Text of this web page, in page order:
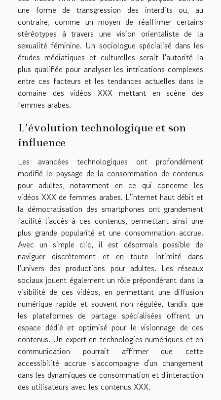
une forme de transgression des interdits ou, au
contraire, comme un moyen de réaffirmer certains
stéréotypes à travers une vision orientaliste de la
sexualité féminine. Un sociologue spécialisé dans les
études médiatiques et culturelles serait l'autorité la
plus qualifiée pour analyser les intrications complexes
entre ces facteurs et les tendances actuelles dans le
domaine des vidéos XXX mettant en scène des
femmes arabes.
L'évolution technologique et son
influence
Les avancées technologiques ont profondément
modifié le paysage de la consommation de contenus
pour adultes, notamment en ce qui concerne les
vidéos XXX de femmes arabes. L'internet haut débit et
la démocratisation des smartphones ont grandement
facilité l'accès à ces contenus, permettant ainsi une
plus grande popularité et une consommation accrue.
Avec un simple clic, il est désormais possible de
naviguer discrètement et en toute intimité dans
l'univers des productions pour adultes. Les réseaux
sociaux jouent également un rôle prépondérant dans la
visibilité de ces vidéos, en permettant une diffusion
numérique rapide et souvent non régulée, tandis que
les plateformes de partage spécialisées offrent un
espace dédié et optimisé pour le visionnage de ces
contenus. Un expert en technologies numériques et en
communication pourrait affirmer que cette
accessibilité accrue s'accompagne d'un changement
dans les dynamiques de consommation et d'interaction
des utilisateurs avec les contenus XXX.